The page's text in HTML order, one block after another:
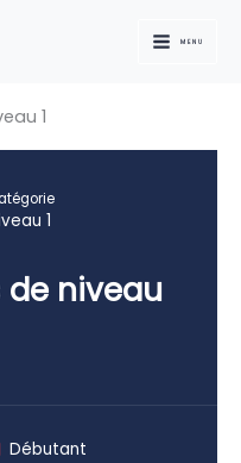
MENU
1
1
niveau
Débutant